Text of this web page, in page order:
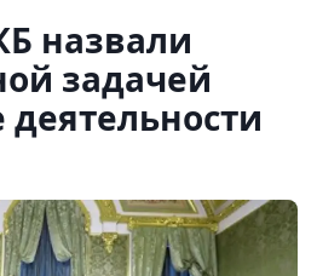
назвали
задачей